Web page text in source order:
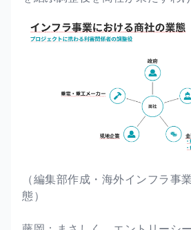
（編集部作成・海外インフラ事
態）